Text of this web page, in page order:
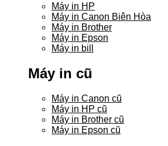
Máy in HP
Máy in Canon Biên Hòa
Máy in Brother
Máy in Epson
Máy in bill
Máy in cũ
Máy in Canon cũ
Máy in HP cũ
Máy in Brother cũ
Máy in Epson cũ